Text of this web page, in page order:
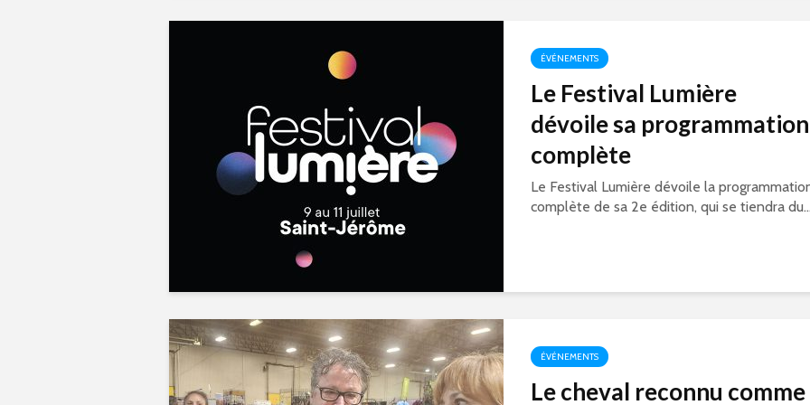
ÉVÉNEMENTS
Le Festival Lumière
dévoile sa programmation
complète
Le Festival Lumière dévoile la
complète de sa 2e édition, qui se tiendra
ÉVÉNEMENTS
Le cheval reconnu comme